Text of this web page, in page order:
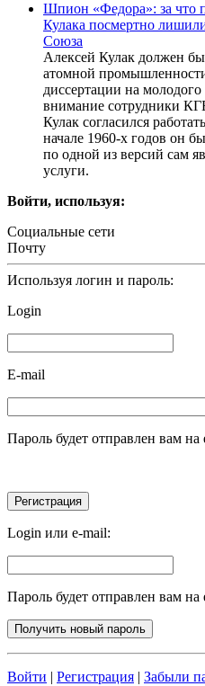
Шпион «Федора»: за что
Кулака посмертно
Союза
Алексей Кулак должен
атомной
диссертации на
внимание сотрудники
Кулак согласился
начале 1960-х годов он
по одной из версий сам
услуги.
Войти, используя:
Социальные сети
Почту
Используя логин и пароль:
Login
E-mail
Пароль будет отправлен вам на
Login или e-mail:
Пароль будет отправлен вам на
Войти | Регистрация | Забыли